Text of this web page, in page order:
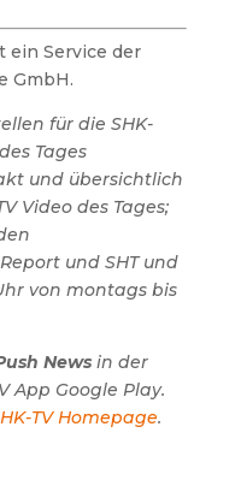
ein Service der
GmbH.
für die SHK-
Tages
und übersichtlich
Video des Tages;
und SHT und
von montags bis
Newsin der
App Google Play.
TV Homepage.